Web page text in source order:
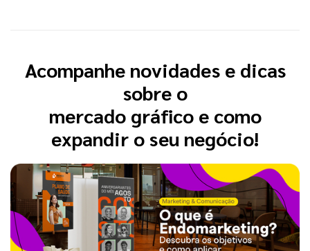
Acompanhe novidades e dicas
sobre o
mercado gráfico e como
expandir o seu negócio!